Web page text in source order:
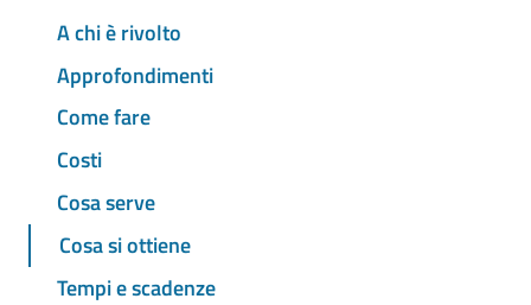
A chi è rivolto
Approfondimenti
Come fare
Costi
Cosa serve
Cosa si ottiene
Tempi e scadenze